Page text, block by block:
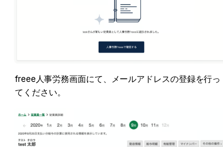
freee人事労務画面にて、メールアドレスの登録を行っ
てください。